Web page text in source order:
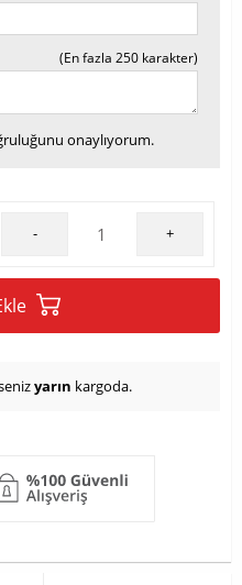
(En fazla 250 karakter)
onaylıyorum.
- +
yarın kargoda.